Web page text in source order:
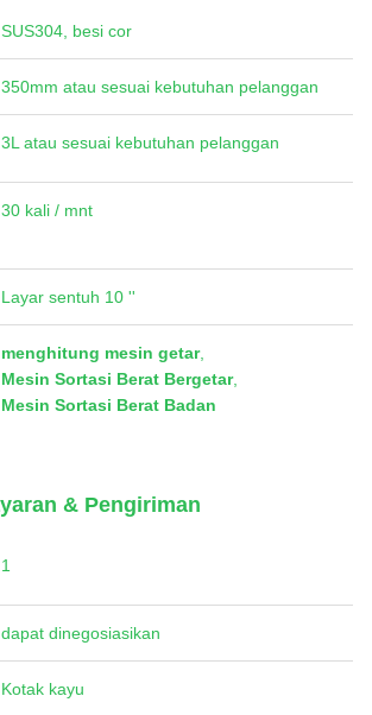
SUS304, besi cor
350mm atau sesuai kebutuhan pelanggan
3L atau sesuai kebutuhan pelanggan
30 kali / mnt
Layar sentuh 10 ''
menghitung mesin getar,
Mesin Sortasi Berat Bergetar,
Mesin Sortasi Berat Badan
& Pengiriman
1
dapat dinegosiasikan
Kotak kayu